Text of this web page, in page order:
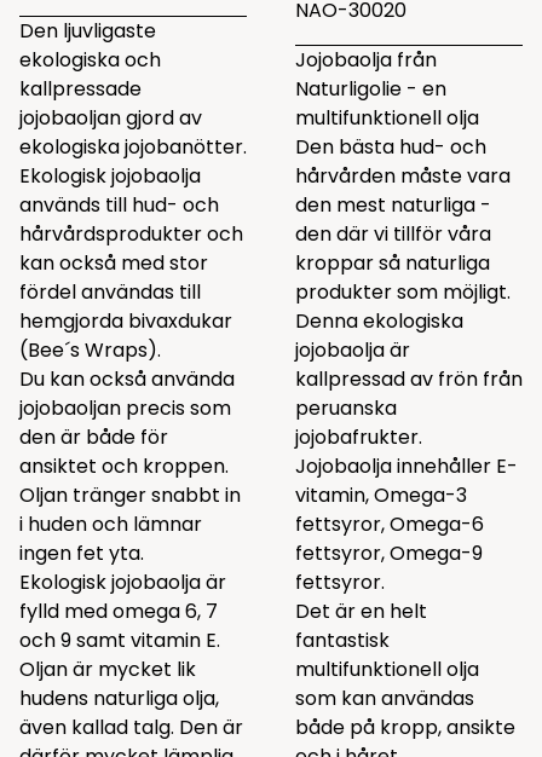
Den ljuvligaste
ekologiska och
kallpressade
jojobaoljan gjord av
ekologiska jojobanötter.
Ekologisk jojobaolja
används till hud- och
hårvårdsprodukter och
kan också med stor
fördel användas till
hemgjorda bivaxdukar
(Bee´s Wraps).
Du kan också använda
jojobaoljan precis som
den är både för
ansiktet och kroppen.
Oljan tränger snabbt in
i huden och lämnar
ingen fet yta.
Ekologisk jojobaolja är
fylld med omega 6, 7
och 9 samt vitamin E.
Oljan är mycket lik
hudens naturliga olja,
även kallad talg. Den är
NAO-30020
Jojobaolja från
Naturligolie - en
multifunktionell olja
Den bästa hud- och
hårvården måste vara
den mest naturliga -
den där vi tillför våra
kroppar så naturliga
produkter som möjligt.
Denna ekologiska
jojobaolja är
kallpressad av frön från
peruanska
jojobafrukter.
Jojobaolja innehåller E-
vitamin, Omega-3
fettsyror, Omega-6
fettsyror, Omega-9
fettsyror.
Det är en helt
fantastisk
multifunktionell olja
som kan användas
både på kropp, ansikte